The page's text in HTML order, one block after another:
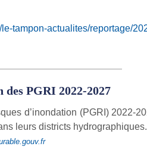
tampon-actualites/reportage/
PGRI 2022-2027
d’inondation (PGRI) 2022-
leurs districts hydrographiques.